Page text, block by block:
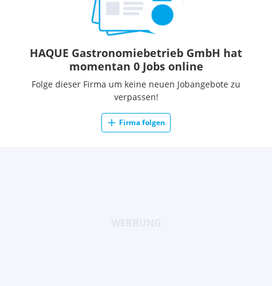
HAQUE Gastronomiebetrieb GmbH hat
momentan 0 Jobs online
Folge dieser Firma um keine neuen Jobangebote zu
verpassen!
Firma folgen